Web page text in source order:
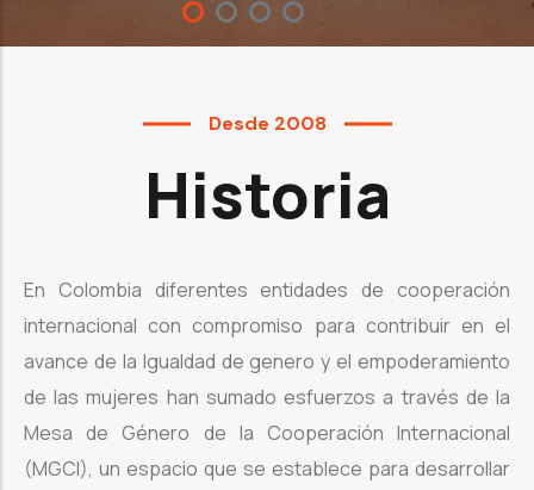
Desde 2008
Historia
En Colombia diferentes entidades de cooperación
internacional con compromiso para contribuir en el
avance de la Igualdad de genero y el empoderamiento
de las mujeres han sumado esfuerzos a través de la
Mesa de Género de la Cooperación Internacional
(MGCI), un espacio que se establece para desarrollar